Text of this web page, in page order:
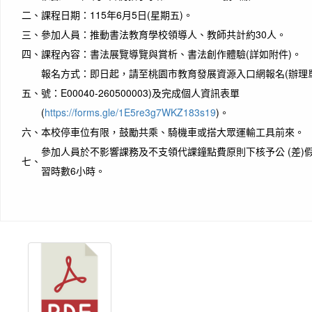
二、 課程日期：115年6月5日(星期五)。
三、 參加人員：推動書法教育學校領導人、教師共計約30人。
四、 課程內容：書法展覽導覽與賞析、書法創作體驗(詳如附件)。
五、
報名方式：即日起，請至桃園市教育發展資源入口網報名(辦
號：E00040-260500003)及完成個人資訊表單
(https://forms.gle/1E5re3g7WKZ183s19)。
六、 本校停車位有限，鼓勵共乘、騎機車或搭大眾運輸工具前來。
七、
參加人員於不影響課務及不支領代課鐘點費原則下核予公 (差)
習時數6小時。